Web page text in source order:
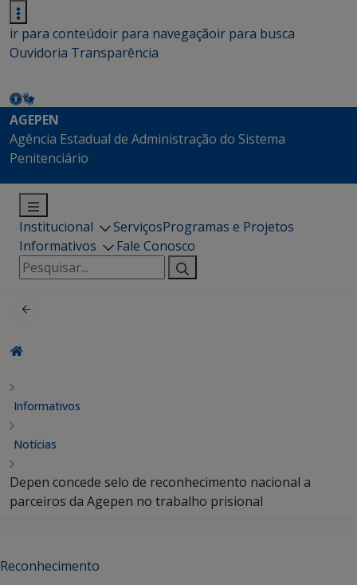
ir para conteúdoir para navegaçãoir para busca
Ouvidoria Transparência
AGEPEN
Agência Estadual de Administração do Sistema
Penitenciário
Institucional ServiçosProgramas e Projetos
Informativos
Fale Conosco
Pesquisar
por:
Informativos
Notícias
Depen concede selo de reconhecimento nacional a
parceiros da Agepen no trabalho prisional
Reconhecimento